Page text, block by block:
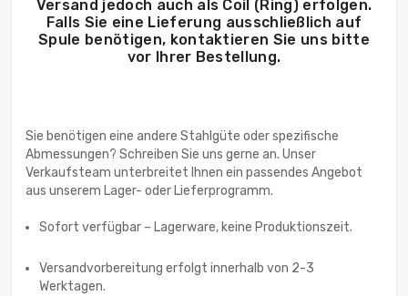
Versand jedoch auch als Coil (Ring) erfolgen.
Falls Sie eine Lieferung ausschließlich auf
Spule benötigen, kontaktieren Sie uns bitte
vor Ihrer Bestellung.
Sie benötigen eine andere Stahlgüte oder spezifische
Abmessungen? Schreiben Sie uns gerne an. Unser
Verkaufsteam unterbreitet Ihnen ein passendes Angebot
Sofort verfügbar – Lagerware, keine Produktionszeit.
Versandvorbereitung erfolgt innerhalb von 2-3
Werktagen.